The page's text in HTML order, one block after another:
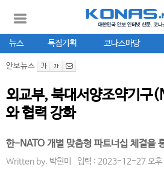
뉴스 특집기획 코나스마당
안보뉴스
외교부, 북대서양조약기구
와 협력 강화
한-NATO 개별 맞춤형 파트너십 체결을
Written by. 박현미 입력 : 2023-12-27 오